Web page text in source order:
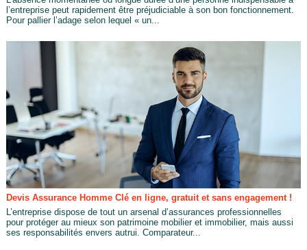
l’entreprise peut rapidement être préjudiciable à son bon fonctionnement.
Pour pallier l’adage selon lequel « un...
Devis Assurance Homme Clé en ligne, gratuit et sans engagement !
L’entreprise dispose de tout un arsenal d’assurances professionnelles
pour protéger au mieux son patrimoine mobilier et immobilier, mais aussi
ses responsabilités envers autrui. Comparateur...